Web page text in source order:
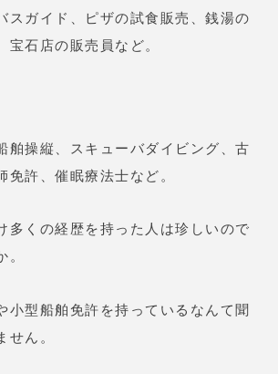
スガイド、ピザの試食販売、銭湯の
宝石店の販売員など。
舶操縦、スキューバダイビング、古
免許、催眠療法士など。
多くの経歴を持った人は珍しいので
小型船舶免許を持っているなんて聞
せん。